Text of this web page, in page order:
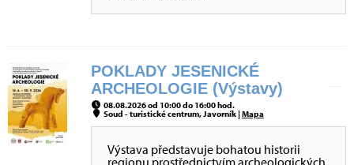
POKLADY JESENICKÉ
ARCHEOLOGIE (Výstavy)
08.08.2026 od 10:00 do 16:00 hod.
Soud - turistické centrum, Javorník |Mapa
Výstava představuje bohatou historii
regionu prostřednictvím archeologických